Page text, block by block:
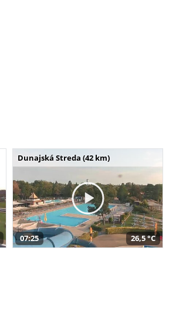
Dunajská Streda (42 km)
07:25 26,5 °C